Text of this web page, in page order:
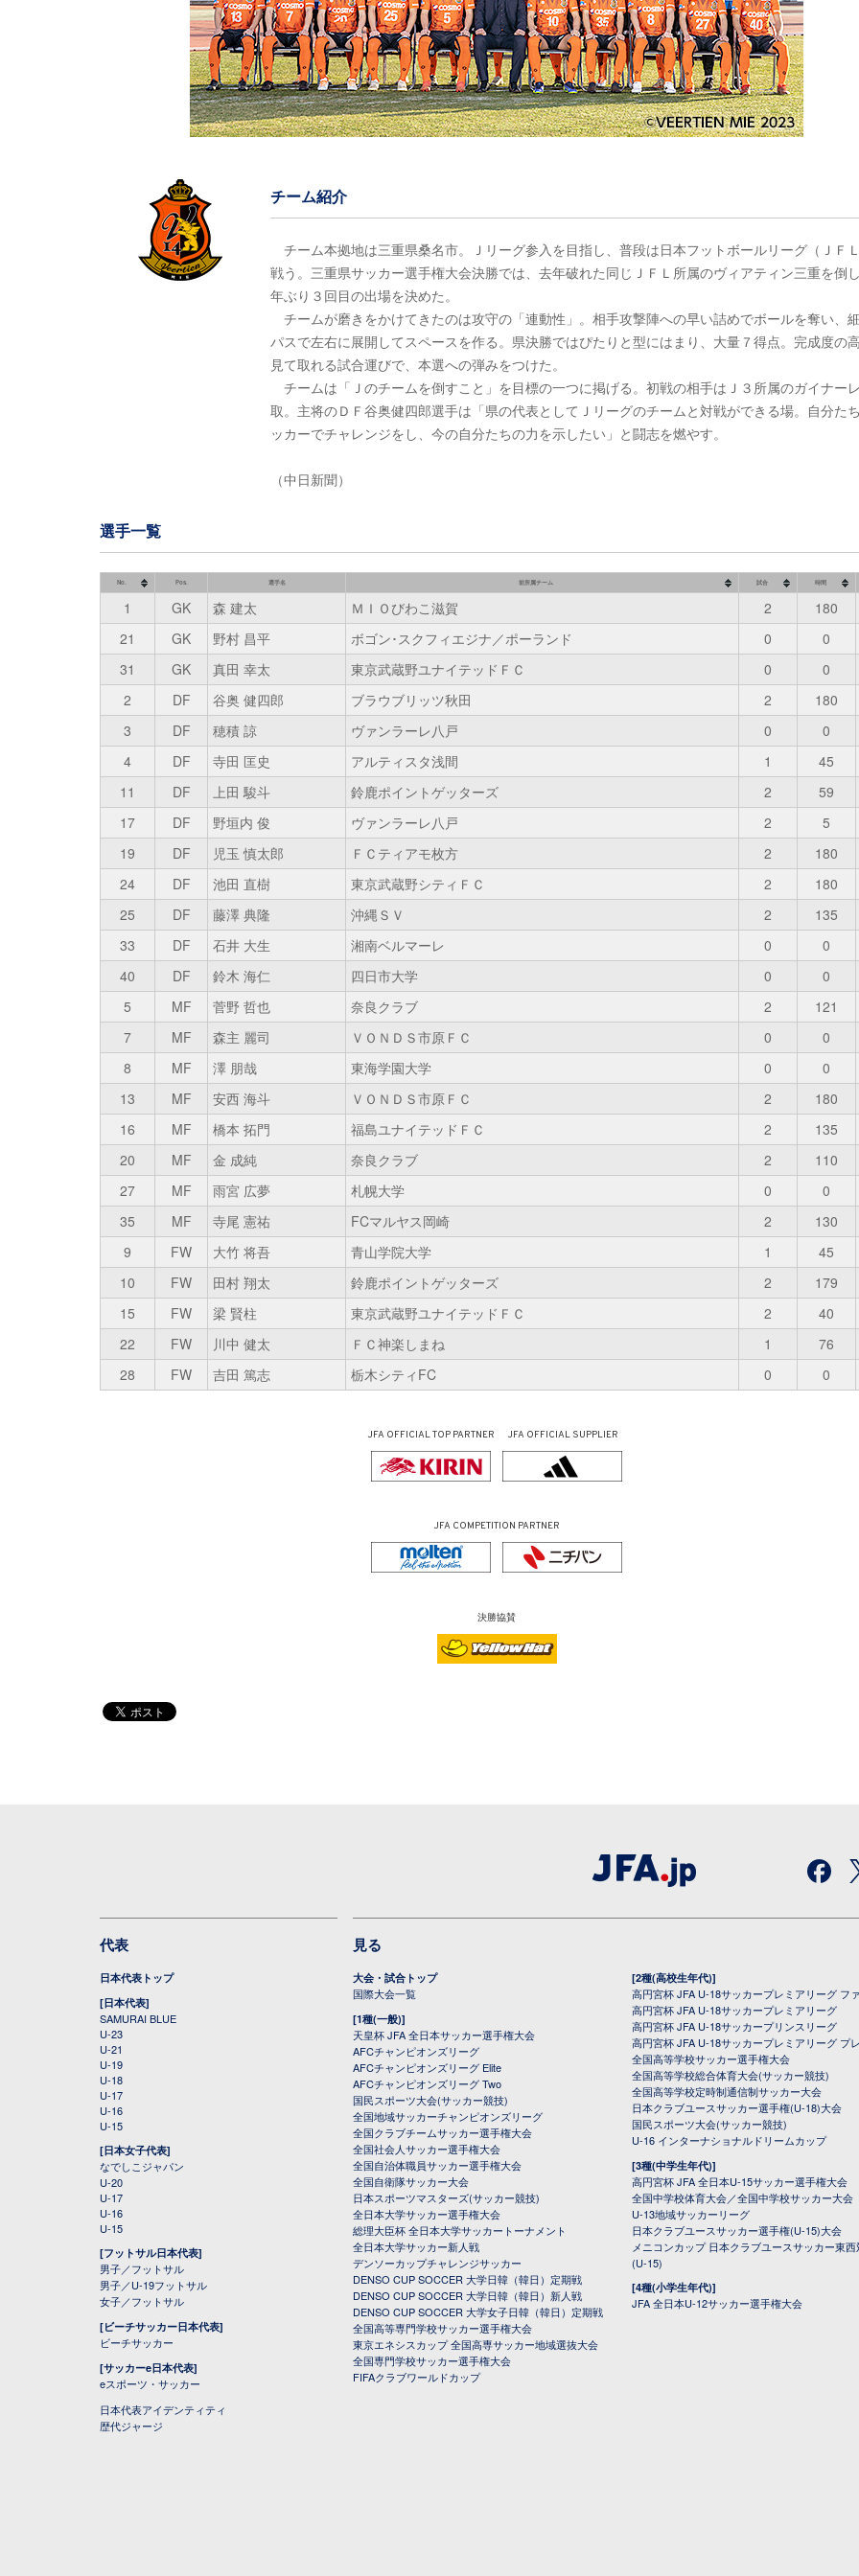
チーム紹介
チーム本拠地は三重県桑名市。Ｊリーグ参入を目指し、普段は日本フットボールリーグ（ＪＦ
戦う。三重県サッカー選手権大会決勝では、去年破れた同じＪＦＬ所属のヴィアティン三重を倒
年ぶり３回目の出場を決めた。
チームが磨きをかけてきたのは攻守の「連動性」。相手攻撃陣への早い詰めでボールを奪い、
パスで左右に展開してスペースを作る。県決勝ではぴたりと型にはまり、大量７得点。完成度の
見て取れる試合運びで、本選への弾みをつけた。
チームは「Ｊのチームを倒すこと」を目標の一つに掲げる。初戦の相手はＪ３所属のガイナー
取。主将のＤＦ谷奥健四郎選手は「県の代表としてＪリーグのチームと対戦ができる場。自分た
ッカーでチャレンジをし、今の自分たちの力を示したい」と闘志を燃やす。
（中日新聞）
選手一覧
No. Pos. 選手名 前所属チーム 試合 時間
1 GK 森 建太 ＭＩＯびわこ滋賀 2 180
21
GK 野村 昌平 ボゴン･スクフィエジナ／ポーランド 0 0
31
GK 真田 幸太 東京武蔵野ユナイテッドＦＣ 0 0
2
DF 谷奥 健四郎 ブラウブリッツ秋田 2 180
3
DF 穂積 諒 ヴァンラーレ八戸 0 0
4
DF 寺田 匡史 アルティスタ浅間 1 45
11
DF 上田 駿斗 鈴鹿ポイントゲッターズ 2 59
17
DF 野垣内 俊 ヴァンラーレ八戸 2 5
19
DF 児玉 慎太郎 ＦＣティアモ枚方 2 180
24
DF 池田 直樹 東京武蔵野シティＦＣ 2 180
25
DF 藤澤 典隆 沖縄ＳＶ 2 135
33
DF 石井 大生 湘南ベルマーレ 0 0
40
DF 鈴木 海仁 四日市大学 0 0
5
MF 菅野 哲也 奈良クラブ 2 121
7
MF 森主 麗司 ＶＯＮＤＳ市原ＦＣ 0 0
8
MF 澤 朋哉 東海学園大学 0 0
13
MF 安西 海斗 ＶＯＮＤＳ市原ＦＣ 2 180
16
MF 橋本 拓門 福島ユナイテッドＦＣ 2 135
20
MF 金 成純 奈良クラブ 2 110
27
MF 雨宮 広夢 札幌大学 0 0
35
MF 寺尾 憲祐 FCマルヤス岡崎 2 130
9
FW 大竹 将吾 青山学院大学 1 45
10
FW 田村 翔太 鈴鹿ポイントゲッターズ 2 179
15
FW 梁 賢柱 東京武蔵野ユナイテッドＦＣ 2 40
22
FW 川中 健太 ＦＣ神楽しまね 1 76
28
FW 吉田 篤志 栃木シティFC 0 0
JFA OFFICIALTOP PARTNER JFA OFFICIAL SUPPLIER
JFA COMPETITION PARTNER
決勝協賛
代表
日本代表トップ
[日本代表]
SAMURAI BLUE
U-23
U-21
U-19
U-18
U-17
U-16
U-15
[日本女子代表]
なでしこジャパン
U-20
U-17
U-16
U-15
[フットサル日本代表]
男子／フットサル
男子／U-19フットサル
女子／フットサル
[ビーチサッカー日本代表]
ビーチサッカー
[サッカーe日本代表]
eスポーツ・サッカー
日本代表アイデンティティ
歴代ジャージ
見る
大会・試合トップ
国際大会一覧
[1種(一般)]
天皇杯 JFA 全日本サッカー選手権大会
AFCチャンピオンズリーグ
AFCチャンピオンズリーグ Elite
AFCチャンピオンズリーグ Two
国民スポーツ大会(サッカー競技)
全国地域サッカーチャンピオンズリーグ
全国クラブチームサッカー選手権大会
全国社会人サッカー選手権大会
全国自治体職員サッカー選手権大会
全国自衛隊サッカー大会
日本スポーツマスターズ(サッカー競技)
全日本大学サッカー選手権大会
総理大臣杯 全日本大学サッカートーナメント
全日本大学サッカー新人戦
デンソーカップチャレンジサッカー
DENSO CUP SOCCER 大学日韓（韓日）定期戦
DENSO CUP SOCCER 大学日韓（韓日）新人戦
DENSO CUP SOCCER 大学女子日韓（韓日）定期戦
全国高等専門学校サッカー選手権大会
東京エネシスカップ 全国高専サッカー地域選抜大会
全国専門学校サッカー選手権大会
FIFAクラブワールドカップ
[2種(高校生年代)]
高円宮杯 JFA U-18サッカープレミアリーグ フ
高円宮杯 JFA U-18サッカープレミアリーグ
高円宮杯 JFA U-18サッカープリンスリーグ
高円宮杯 JFA U-18サッカープレミアリーグ プ
全国高等学校サッカー選手権大会
全国高等学校総合体育大会(サッカー競技)
全国高等学校定時制通信制サッカー大会
日本クラブユースサッカー選手権(U-18)大会
国民スポーツ大会(サッカー競技)
U-16 インターナショナルドリームカップ
[3種(中学生年代)]
高円宮杯 JFA 全日本U-15サッカー選手権大会
全国中学校体育大会／全国中学校サッカー大会
U-13地域サッカーリーグ
日本クラブユースサッカー選手権(U-15)大会
メニコンカップ 日本クラブユースサッカー東
(U-15)
[4種(小学生年代)]
JFA 全日本U-12サッカー選手権大会